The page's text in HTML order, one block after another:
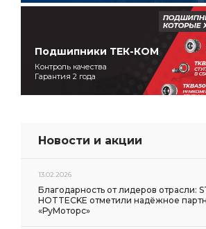
Подшипники ТЕК-КОМ
Контроль качества
Гарантия 2 года
Новости и акции
13.02.2026
Благодарность от лидеров отрасли:
HOTTECKE отметили надёжное
«РуМоторс»